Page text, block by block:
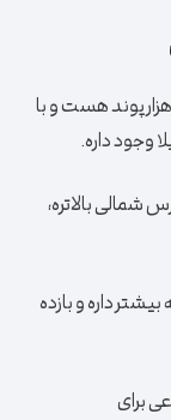
شروع قیمت ملک در قبرس شمالی از ۸۵ هزار پوند هست و با
وجود داره.
شمالی بالاتره،
داره و بازده
برای